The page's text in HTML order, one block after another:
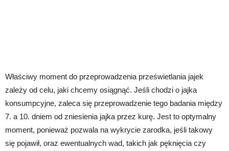
Właściwy moment do przeprowadzenia prześwietlania jajek
zależy od celu, jaki chcemy osiągnąć. Jeśli chodzi o jajka
konsumpcyjne, zaleca się przeprowadzenie tego badania między
7. a 10. dniem od zniesienia jajka przez kurę. Jest to optymalny
moment, ponieważ pozwala na wykrycie zarodka, jeśli takowy
się pojawił, oraz ewentualnych wad, takich jak pęknięcia czy